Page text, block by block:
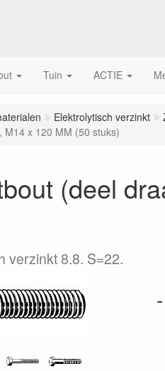
Tuin ACTIE
Elektrolytisch verzinkt
M14 x 120 MM (50 stuks)
(deel
verzinkt 8.8. S=22.
-